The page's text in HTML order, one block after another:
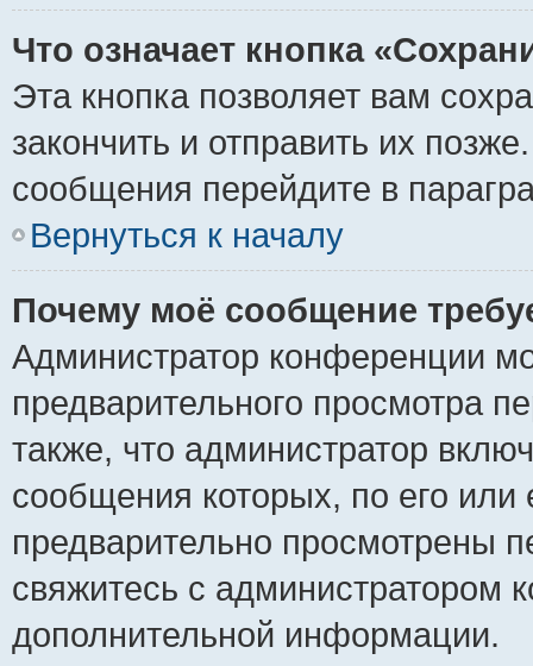
Что означает кнопка
Эта кнопка позволяет вам
закончить и отправить их
сообщения перейдите в
Вернуться к началу
Почему моё сообщение
Администратор конференции
предварительного просмотра
также, что администратор
сообщения которых, по его
предварительно просмотрены
свяжитесь с администратором
дополнительной информации.